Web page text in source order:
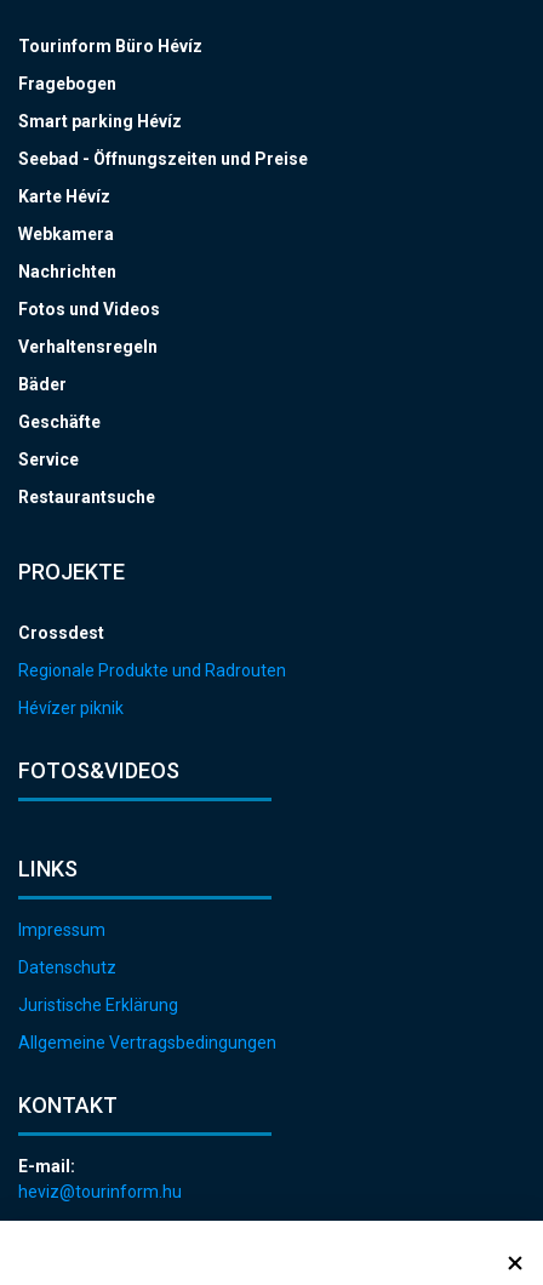
Tourinform Büro Hévíz
Fragebogen
Smart parking Hévíz
Seebad - Öffnungszeiten und Preise
Karte Hévíz
Webkamera
Nachrichten
Fotos und Videos
Verhaltensregeln
Bäder
Geschäfte
Service
Restaurantsuche
PROJEKTE
Crossdest
Regionale Produkte und Radrouten
Hévízer piknik
FOTOS&VIDEOS
LINKS
Impressum
Datenschutz
Juristische Erklärung
Allgemeine Vertragsbedingungen
KONTAKT
E-mail:
heviz@tourinform.hu